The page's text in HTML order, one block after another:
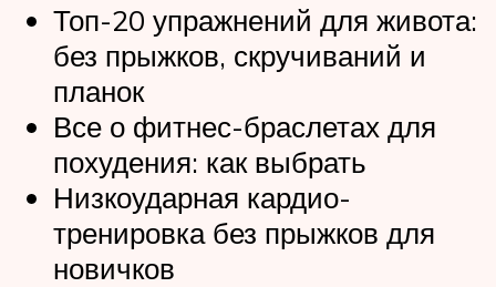
Топ-20 упражнений для живота:
без прыжков, скручиваний и
планок
Все о фитнес-браслетах для
похудения: как выбрать
Низкоударная кардио-
тренировка без прыжков для
новичков